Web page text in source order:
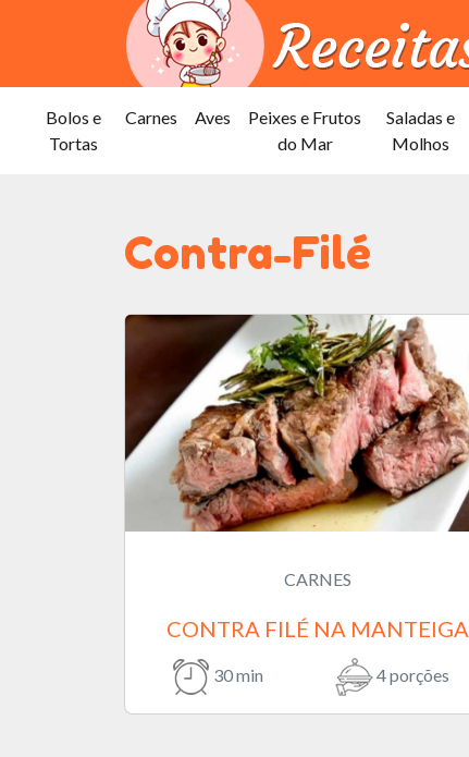
Bolos e
Tortas
Carnes Aves
Peixes e Frutos
do Mar
Saladas e
Molhos
Contra-Filé
CARNES
CONTRA FILÉ NA MANTEIGA
30 min 4 porções